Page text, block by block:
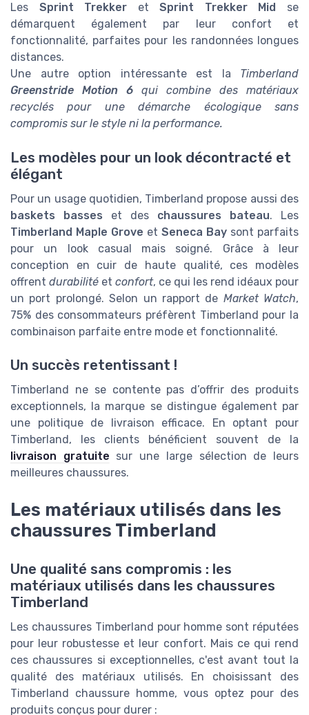
Les Sprint Trekker etSprint Trekker Mid
se
démarquent également par leur confort et
fonctionnalité, parfaites pour les randonnées longues
distances.
Une autre option intéressante est la Timberland
Greenstride Motion 6 qui combine des matériaux
recyclés pour une démarche écologique sans
compromis sur le style ni la performance.
Les modèles pour un look décontracté et
élégant
Pour un usage quotidien, Timberland propose aussi des
baskets basses et des chaussures bateau. Les
Timberland Maple Grove et Seneca Bay sont parfaits
pour un look casual mais soigné. Grâce à leur
conception en cuir de haute qualité, ces modèles
offrent durabilité et confort, ce qui les rend idéaux pour
un port prolongé. Selon un rapport de Market Watch,
75% des consommateurs préfèrent Timberland pour la
combinaison parfaite entre mode et fonctionnalité.
Un succès retentissant !
Timberland ne se contente pas d’offrir des produits
exceptionnels, la marque se distingue également par
une politique de livraison efficace. En optant pour
Timberland, les clients bénéficient souvent de la
livraison gratuite sur une large sélection de leurs
meilleures chaussures.
Les matériaux utilisés dans les
chaussures Timberland
Une qualité sans compromis : les
matériaux utilisés dans les chaussures
Timberland
Les chaussures Timberland pour homme sont réputées
pour leur robustesse et leur confort. Mais ce qui rend
ces chaussures si exceptionnelles, c'est avant tout la
qualité des matériaux utilisés. En choisissant des
Timberland chaussure homme, vous optez pour des
produits conçus pour durer :